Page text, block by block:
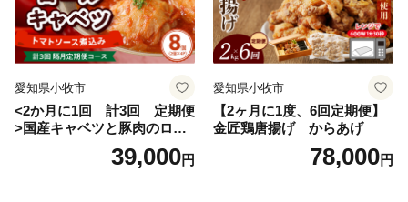
愛知県小牧市
<2か月に1回 計3回 定期便
>国産キャベツと豚肉のロー
ルキャベツ（4P入り）
39,000円
愛知県小牧市
【2ヶ月に1度、6回定期便】
金匠鶏唐揚げ からあげ
78,000円